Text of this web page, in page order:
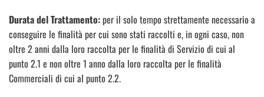
Durata del Trattamento:per il solo tempo strettamente necessario a
conseguire le finalità per cui sono stati raccolti e, in ogni caso, non
oltre 2 anni dalla loro raccolta per le finalità di Servizio di cui al
punto 2.1 e non oltre 1 anno dalla loro raccolta per le finalità
Commerciali di cui al punto 2.2.